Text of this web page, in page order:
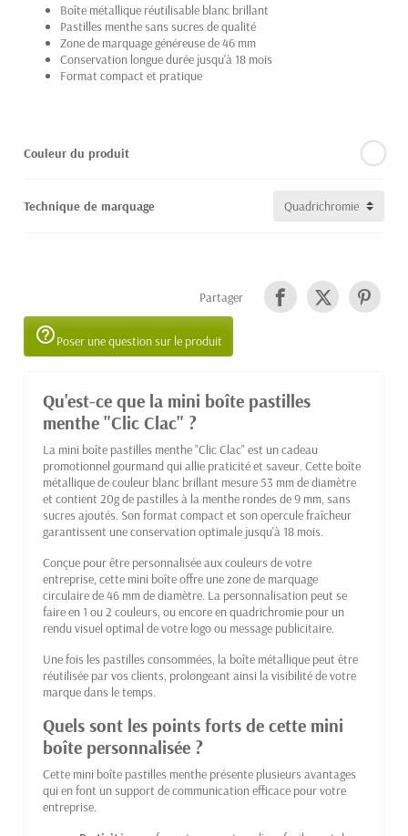
Boîte métallique réutilisable blanc brillant
Pastilles menthe sans sucres de qualité
Zone de marquage généreuse de 46 mm
Conservation longue durée jusqu'à 18 mois
Format compact et pratique
Couleur du produit
Technique de marquage
Partager
help_outlinePoser une question sur le produit
Qu'est-ce que la mini boîte pastilles
menthe "Clic Clac" ?
La mini boîte pastilles menthe "Clic Clac" est un cadeau
promotionnel gourmand qui allie praticité et saveur. Cette boîte
métallique de couleur blanc brillant mesure 53 mm de diamètre
et contient 20g de pastilles à la menthe rondes de 9 mm, sans
sucres ajoutés. Son format compact et son opercule fraîcheur
garantissent une conservation optimale jusqu'à 18 mois.
Conçue pour être personnalisée aux couleurs de votre
entreprise, cette mini boîte offre une zone de marquage
circulaire de 46 mm de diamètre. La personnalisation peut se
faire en 1 ou 2 couleurs, ou encore en quadrichromie pour un
rendu visuel optimal de votre logo ou message publicitaire.
Une fois les pastilles consommées, la boîte métallique peut être
réutilisée par vos clients, prolongeant ainsi la visibilité de votre
marque dans le temps.
Quels sont les points forts de cette mini
boîte personnalisée ?
Cette mini boîte pastilles menthe présente plusieurs avantages
qui en font un support de communication efficace pour votre
entreprise.